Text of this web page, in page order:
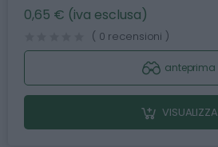
0,65 € (iva esclusa)
( 0 recensioni )
anteprima
VISUALIZZA